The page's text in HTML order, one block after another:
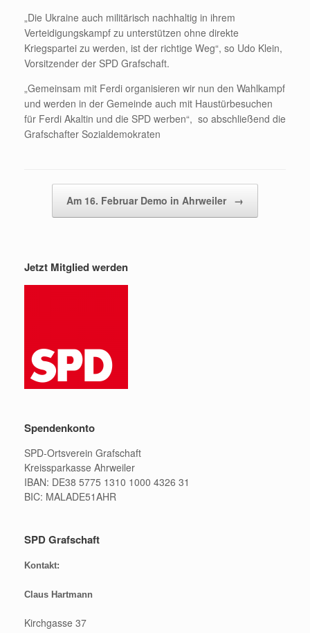
„Die Ukraine auch militärisch nachhaltig in ihrem
Verteidigungskampf zu unterstützen ohne direkte
Kriegspartei zu werden, ist der richtige Weg“, so Udo Klein,
Vorsitzender der SPD Grafschaft.
„Gemeinsam mit Ferdi organisieren wir nun den Wahlkampf
und werden in der Gemeinde auch mit Haustürbesuchen
für Ferdi Akaltin und die SPD werben“, so abschließend die
Grafschafter Sozialdemokraten
Am 16. Februar Demo in Ahrweiler →
Jetzt Mitglied werden
Spendenkonto
SPD-Ortsverein Grafschaft
Kreissparkasse Ahrweiler
IBAN: DE38 5775 1310 1000 4326 31
BIC: MALADE51AHR
SPD Grafschaft
Kontakt:
Claus Hartmann
Kirchgasse 37